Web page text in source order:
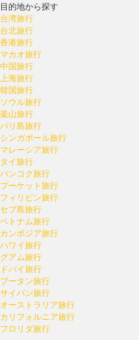
目的地から探す
台湾旅行
台北旅行
香港旅行
マカオ旅行
中国旅行
上海旅行
韓国旅行
ソウル旅行
釜山旅行
バリ島旅行
シンガポール旅行
マレーシア旅行
タイ旅行
バンコク旅行
プーケット旅行
フィリピン旅行
セブ島旅行
ベトナム旅行
カンボジア旅行
ハワイ旅行
グアム旅行
ドバイ旅行
ブータン旅行
サイパン旅行
オーストラリア旅行
カリフォルニア旅行
フロリダ旅行